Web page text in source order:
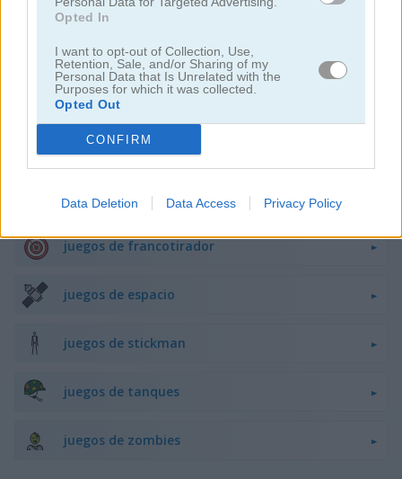
Opted In
I want to opt-out of Collection, Use,
Retention, Sale, and/or Sharing of my
Personal Data that Is Unrelated with the
Purposes for which it was collected.
Opted Out
CONFIRM
Data Deletion Data Access Privacy Policy
juegos de caza
juegos de robots
juegos de barcos
juegos de disparos
juegos de francotirador
juegos de espacio
juegos de stickman
juegos de tanques
juegos de zombies